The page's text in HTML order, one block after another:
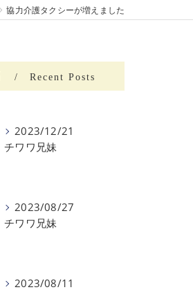
協力介護タクシーが増えました
Recent Posts
2023/12/21
チワワ兄妹
2023/08/27
チワワ兄妹
2023/08/11